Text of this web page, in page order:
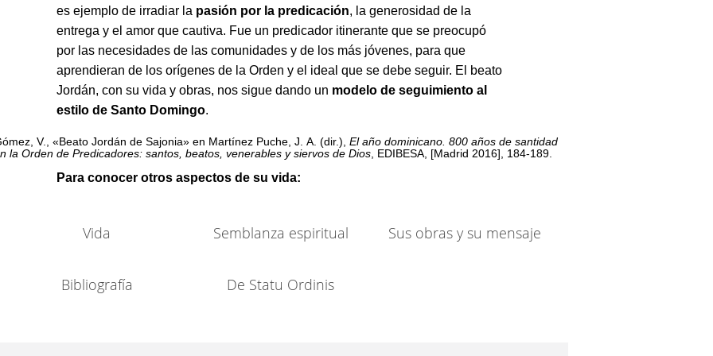
es ejemplo de irradiar la pasión por la predicación, la generosidad de la
entrega y el amor que cautiva. Fue un predicador itinerante que se preocupó
por las necesidades de las comunidades y de los más jóvenes, para que
aprendieran de los orígenes de la Orden y el ideal que se debe seguir. El beato
Jordán, con su vida y obras, nos sigue dando un modelo de seguimiento al
estilo de Santo Domingo.
V., «Beato Jordán de Sajonia» en Martínez Puche, J. A. (dir.), El año dominicano. 800 años de santidad
la Orden de Predicadores: santos, beatos, venerables y siervos de Dios, EDIBESA, [Madrid 2016], 184-189.
Para conocer otros aspectos de su vida:
Vida Semblanza espiritual Sus obras y su mensaje
Bibliografía De Statu Ordinis